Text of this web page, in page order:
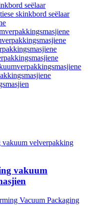
seëlaar
skinkbord seëlaar
vakuum